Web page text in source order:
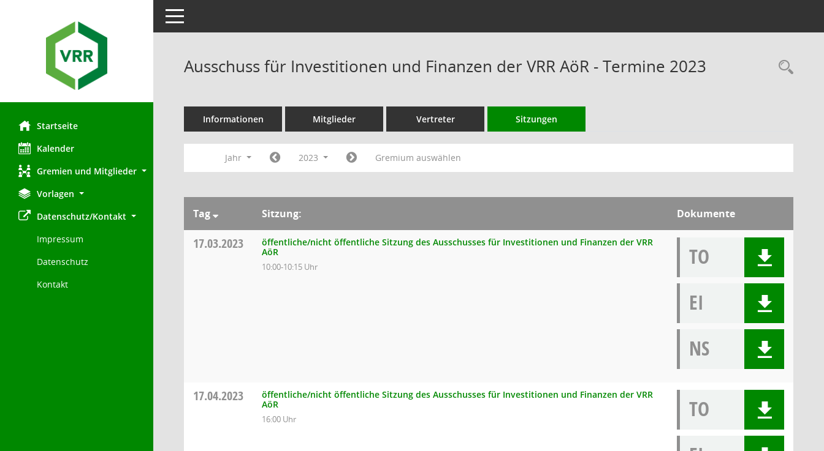
Startseite
Kalender
Gremien und Mitglieder
Vorlagen
Datenschutz/Kontakt
Impressum
Datenschutz
Kontakt
Toggle navigation
Ausschuss für Investitionen und Finanzen der VRR AöR - Termine 2023
Informationen Mitglieder Vertreter Sitzungen
Jahr 2023 Gremium auswählen
Tag Sitzung: Dokumente
17.03.2023
öffentliche/nicht öffentliche Sitzung des Ausschusses für Investitionen und Finanzen der VRR
AöR
10:00-10:15 Uhr
TO
EI
NS
17.04.2023
öffentliche/nicht öffentliche Sitzung des Ausschusses für Investitionen und Finanzen der VRR
AöR
16:00 Uhr
TO